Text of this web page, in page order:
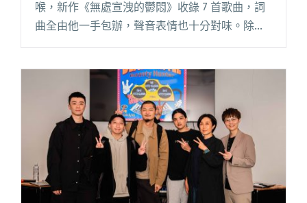
喉，新作《無處宣洩的鬱悶》收錄 7 首歌曲，詞
曲全由他一手包辦，聲音表情也十分對味。除了
他的老搭檔吳奕宏，並邀請製作人韓立康、
樂平台。 首支閱讀全文 "黃大謙的厭世風新作
《無處宣洩的鬱悶》 韓立康、rgry、吳奕宏等人
操刀製作"